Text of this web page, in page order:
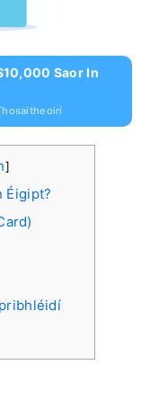
Saor In
]
Éigipt?